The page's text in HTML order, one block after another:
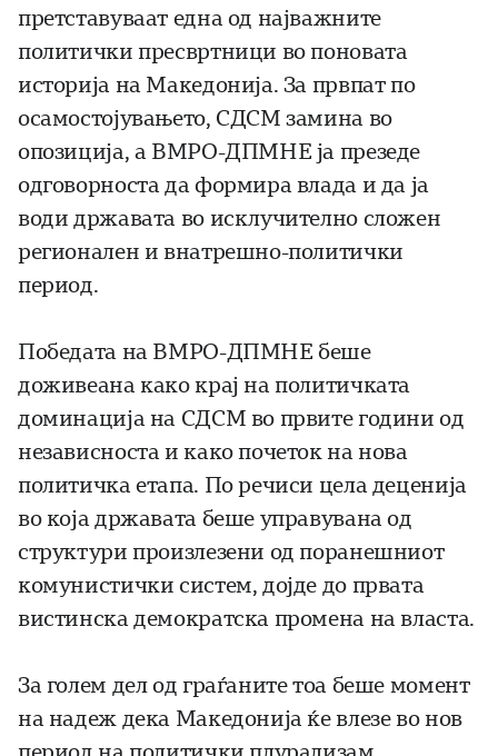
претставуваат една од најважните
политички пресвртници во поновата
историја на Македонија. За првпат по
осамостојувањето, СДСМ замина во
опозиција, а ВМРО-ДПМНЕ ја презеде
одговорноста да формира влада и да ја
води државата во исклучително сложен
регионален и внатрешно-политички
период.
Победата на ВМРО-ДПМНЕ беше
доживеана како крај на политичката
доминација на СДСМ во првите години од
независноста и како почеток на нова
политичка етапа. По речиси цела деценија
во која државата беше управувана од
структури произлезени од поранешниот
комунистички систем, дојде до првата
вистинска демократска промена на власта.
За голем дел од граѓаните тоа беше момент
на надеж дека Македонија ќе влезе во нов